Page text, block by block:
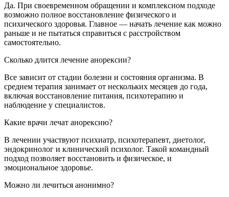
Да. При своевременном обращении и комплексном подходе
возможно полное восстановление физического и
психического здоровья. Главное — начать лечение как можно
раньше и не пытаться справиться с расстройством
самостоятельно.
Сколько длится лечение анорексии?
Все зависит от стадии болезни и состояния организма. В
среднем терапия занимает от нескольких месяцев до года,
включая восстановление питания, психотерапию и
наблюдение у специалистов.
Какие врачи лечат анорексию?
В лечении участвуют психиатр, психотерапевт, диетолог,
эндокринолог и клинический психолог. Такой командный
подход позволяет восстановить и физическое, и
эмоциональное здоровье.
Можно ли лечиться анонимно?